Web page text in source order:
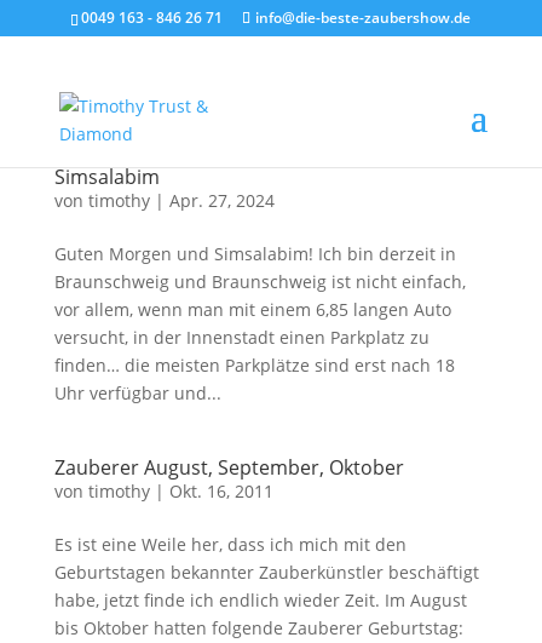
0049 163 - 846 26 71 info@die-beste-zaubershow.de
Simsalabim
von timothy| Apr. 27, 2024
Guten Morgen und Simsalabim! Ich bin derzeit in
Braunschweig und Braunschweig ist nicht einfach,
vor allem, wenn man mit einem 6,85 langen Auto
versucht, in der Innenstadt einen Parkplatz zu
finden… die meisten Parkplätze sind erst nach 18
Uhr verfügbar und...
Zauberer August, September, Oktober
von timothy| Okt. 16, 2011
Es ist eine Weile her, dass ich mich mit den
Geburtstagen bekannter Zauberkünstler beschäftigt
habe, jetzt finde ich endlich wieder Zeit. Im August
bis Oktober hatten folgende Zauberer Geburtstag: